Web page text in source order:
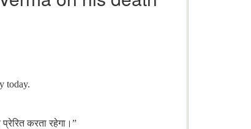
today.
करता रहेगा।”